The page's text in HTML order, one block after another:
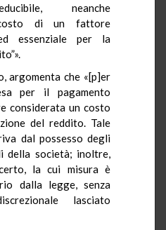
neanche
di un fattore
essenziale per la
argomenta che «[p]er
per il pagamento
considerata un costo
del reddito. Tale
dal possesso degli
della società; inoltre,
la cui misura è
dalla legge, senza
lasciato